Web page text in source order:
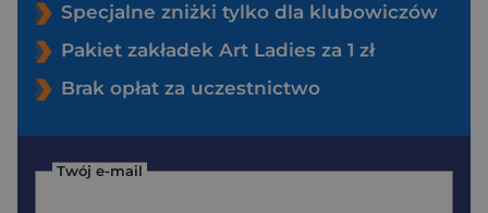
Specjalne zniżki tylko dla klubowiczów
Pakiet zakładek Art Ladies za 1 zł
Brak opłat za uczestnictwo
Twój e-mail